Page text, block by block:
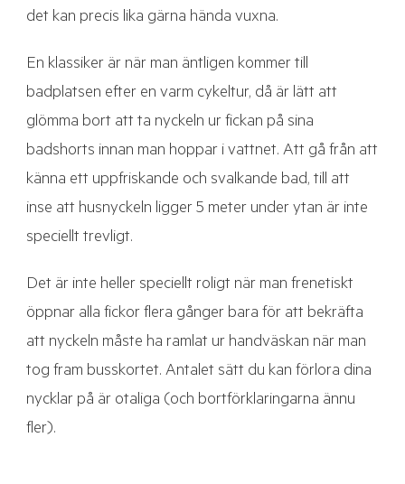
det kan precis lika gärna hända vuxna.
En klassiker är när man äntligen kommer till
badplatsen efter en varm cykeltur, då är lätt att
glömma bort att ta nyckeln ur fickan på sina
badshorts innan man hoppar i vattnet. Att gå från att
känna ett uppfriskande och svalkande bad, till att
inse att husnyckeln ligger 5 meter under ytan är inte
speciellt trevligt.
Det är inte heller speciellt roligt när man frenetiskt
öppnar alla fickor flera gånger bara för att bekräfta
att nyckeln måste ha ramlat ur handväskan när man
tog fram busskortet. Antalet sätt du kan förlora dina
nycklar på är otaliga (och bortförklaringarna ännu
fler).